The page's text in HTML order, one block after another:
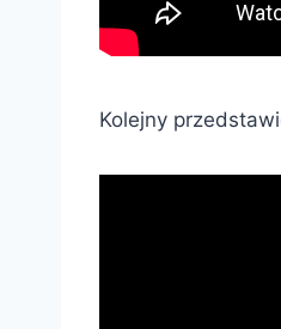
Kolejny